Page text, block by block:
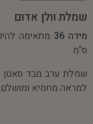
שמלת וולן אדום
מידה 36
ס"מ.
שמלת ערב מבד סאטן
למראה מחמיא ומושלם